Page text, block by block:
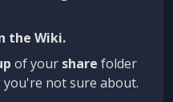
the Wiki.
of your share folder
not sure about.